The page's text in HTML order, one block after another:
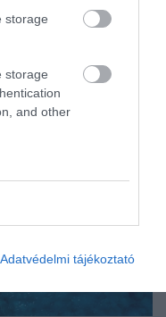
storage
storage
and other
Adatvédelmi tájékoztató